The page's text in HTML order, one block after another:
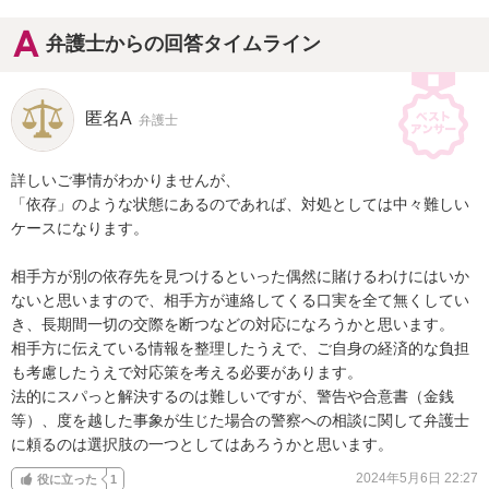
弁護士からの回答タイムライン
匿名A 弁護士
詳しいご事情がわかりませんが、
「依存」のような状態にあるのであれば、対処としては中々難しい
ケースになります。
相手方が別の依存先を見つけるといった偶然に賭けるわけにはいか
ないと思いますので、相手方が連絡してくる口実を全て無くしてい
き、長期間一切の交際を断つなどの対応になろうかと思います。
相手方に伝えている情報を整理したうえで、ご自身の経済的な負担
も考慮したうえで対応策を考える必要があります。
法的にスパっと解決するのは難しいですが、警告や合意書（金銭
等）、度を越した事象が生じた場合の警察への相談に関して弁護士
に頼るのは選択肢の一つとしてはあろうかと思います。
役に立った 1 2024年5月6日 22:27